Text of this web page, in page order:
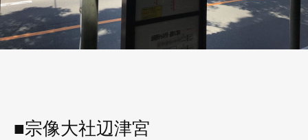
■宗像大社辺津宮